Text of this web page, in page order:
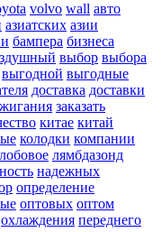
volvo wall авто
азиатских азии
бампера бизнеса
выбор выбора
выгодной выгодные
доставка доставки
заказать
китае китай
колодки компании
лобовое лямбдазонд
надежных
определение
оптовых оптом
охлаждения переднего